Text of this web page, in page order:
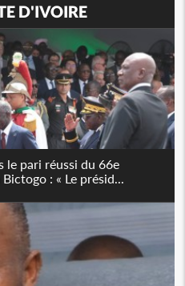
D'IVOIRE
le pari réussi du 66e
: « Le présid...